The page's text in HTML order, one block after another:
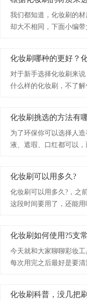
我们都知道，化妆刷的
却大不相同，下面小编
化妆刷哪种的更好？
对于新手选择化妆刷来
什么样的化妆刷，不了
化妆刷挑选的方法有
为了环保你可以选择人
液、遮瑕、口红都可以
化妆刷可以用多久?
化妆刷可以用多久?，之
这段时间要用了，还能
化妆刷如何使用?5支
今天就和大家聊聊彩妆
每次用完之后最好是要
化妆刷科普，没几把